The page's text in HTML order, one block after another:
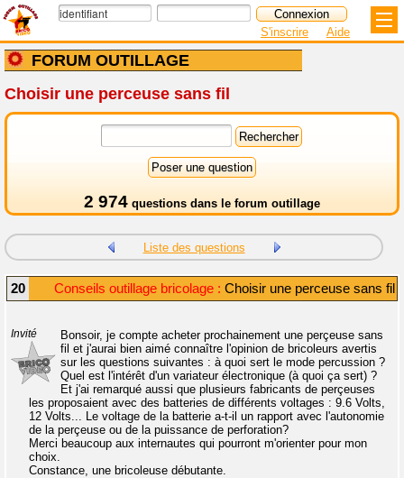
FORUM OUTILLAGE
S'inscrire Aide
Choisir une perceuse sans fil
2 974 questions dans le forum outillage
Liste des questions
20 Conseils outillage bricolage : Choisir une perceuse sans fil
Invité
Bonsoir, je compte acheter prochainement une perçeuse sans
fil et j'aurai bien aimé connaître l'opinion de bricoleurs avertis
sur les questions suivantes : à quoi sert le mode percussion ?
Quel est l'intérêt d'un variateur électronique (à quoi ça sert) ?
Et j'ai remarqué aussi que plusieurs fabricants de perçeuses
les proposaient avec des batteries de différents voltages : 9.6 Volts,
12 Volts... Le voltage de la batterie a-t-il un rapport avec l'autonomie
de la perçeuse ou de la puissance de perforation?
Merci beaucoup aux internautes qui pourront m'orienter pour mon
choix.
Constance, une bricoleuse débutante.